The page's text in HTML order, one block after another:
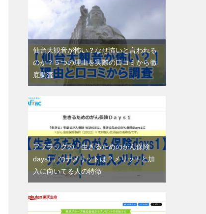
仙台大観音が怖い？なぜ怖いと言われる
のか？５つの理由を実際の口コミから徹
底調査
アフラックの「生きるためのがん保険
days1」のデメリットは？メリットと加
入に向いてる人の特徴